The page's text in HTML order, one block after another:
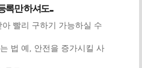
록만 하셔도...
빨리 구하기 가능하실 수
법 예, 안전을 증가시킬 사